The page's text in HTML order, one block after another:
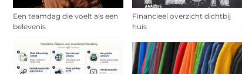
Een teamdag die voelt als een
belevenis
Financieel overzicht dichtbij
huis